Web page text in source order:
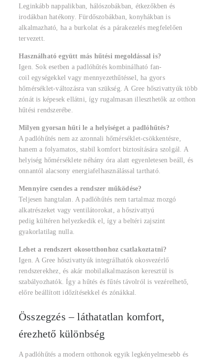
Leginkább nappalikban, hálószobákban, étkezőkben és
irodákban hatékony. Fürdőszobákban, konyhákban is
alkalmazható, ha a burkolat és a párakezelés megfelelően
tervezett.
Használható együtt más hűtési megoldással is?
Igen. Sok esetben a padlóhűtés kombinálható fan-
coil egységekkel vagy mennyezethűtéssel, ha gyors
hőmérséklet-változásra van szükség. A Gree hőszivattyúk több
zónát is képesek ellátni, így rugalmasan illeszthetők az otthon
hűtési rendszerébe.
Milyen gyorsan hűti le a helyiséget a padlóhűtés?
A padlóhűtés nem az azonnali hőmérséklet-csökkentésre,
hanem a folyamatos, stabil komfort biztosítására szolgál. A
helyiség hőmérséklete néhány óra alatt egyenletesen beáll, és
onnantól alacsony energiafelhasználással tartható.
Mennyire csendes a rendszer működése?
Teljesen hangtalan. A padlóhűtés nem tartalmaz mozgó
alkatrészeket vagy ventilátorokat, a hőszivattyú
pedig kültéren helyezkedik el, így a beltéri zajszint
gyakorlatilag nulla.
Lehet a rendszert okosotthonhoz csatlakoztatni?
Igen. A Gree hőszivattyúk integrálhatók okosvezérlő
rendszerekhez, és akár mobilalkalmazáson keresztül is
szabályozhatók. Így a hűtés és fűtés távolról is vezérelhető,
előre beállított időzítésekkel és zónákkal.
Összegzés – láthatatlan komfort,
érezhető különbség
A padlóhűtés a modern otthonok egyik legkényelmesebb és